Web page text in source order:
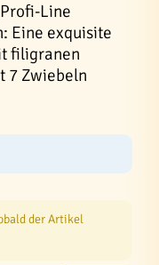
Line
Eine exquisite
filigranen
7 Zwiebeln
der Artikel